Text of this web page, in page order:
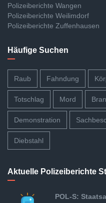
Polizeiberichte Wangen
Polizeiberichte Weilimdorf
Polizeiberichte Zuffenhausen
Häufige Suchen
Raub Fahndung
Totschlag Mord
Demonstration
Diebstahl
Aktuelle Polizeiberichte
POL-S: